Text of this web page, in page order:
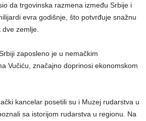
da trgovinska razmena između Srbije i
evra godišnje, što potvrđuje snažnu
zemlje.
zaposleno je u nemačkim
Vučiću, značajno doprinosi ekonomskom
kancelar posetili su i Muzej rudarstva u
sa istorijom rudarstva u regionu. Na